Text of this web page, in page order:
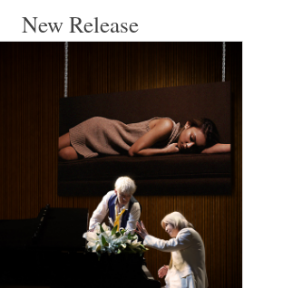
New Release